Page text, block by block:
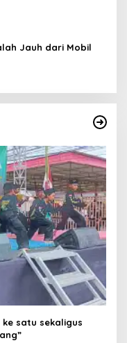
Jauh dari Mobil
ke satu sekaligus